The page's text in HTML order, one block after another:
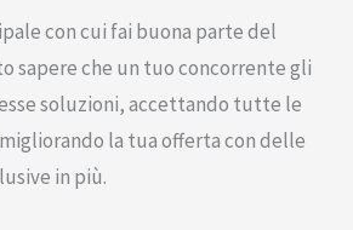
con cui fai buona parte del
sapere che un tuo concorrente gli
soluzioni, accettando tutte le
la tua offerta con delle
in più.